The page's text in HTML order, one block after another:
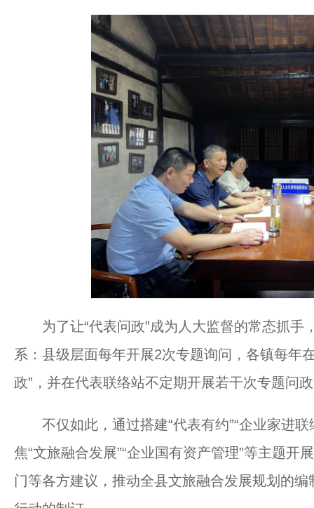
为了让“代表问政”成为人大监督的常态抓手
系：县级层面每年开展2次专题询问，各镇每年
政”，并在代表联络站不定期开展若干次专题问
不仅如此，通过搭建“代表有约”“企业家进联
焦“文旅融合发展”“企业国有资产管理”等主题开
门等各方建议，推动全县文旅融合发展规划的